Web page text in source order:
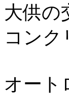
大供の
コンク
オート